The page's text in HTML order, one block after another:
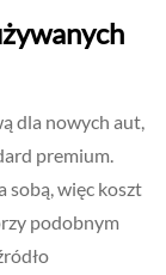
dla nowych aut,
premium.
sobą, więc koszt
podobnym